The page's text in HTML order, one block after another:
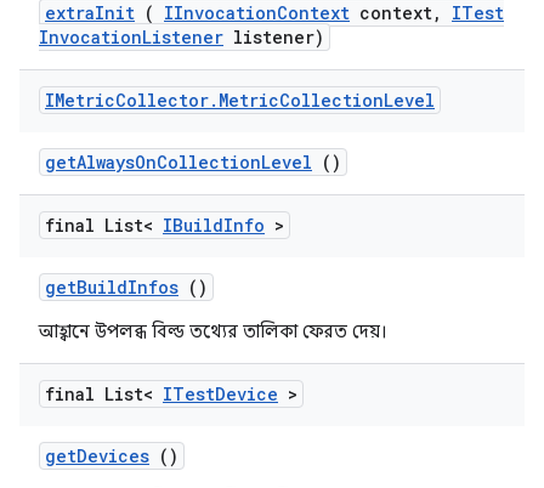
extraInit ( IInvocationContext context,
ITest
InvocationListener listener)
IMetricCollector. MetricCollectionLevel
getAlwaysOnCollectionLevel ()
final List< IBuildInfo >
getBuildInfos ()
আহ্বানে উপলব্ধ বিল্ড তথ্যের তালিকা ফেরত দেয়।
final List< ITestDevice >
getDevices ()